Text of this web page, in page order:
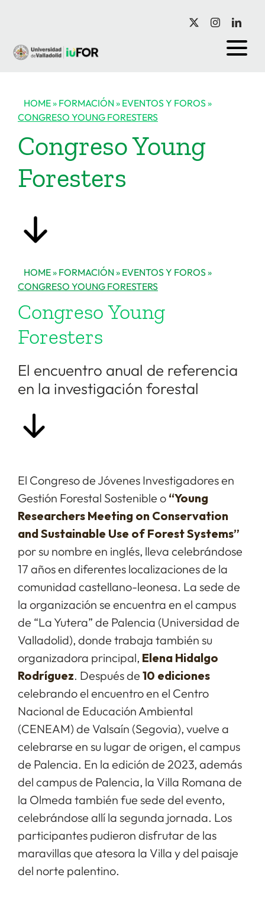
contenido
HOME» FORMACIÓN » EVENTOS Y FOROS»
CONGRESO YOUNG FORESTERS
Congreso Young
Foresters
HOME» FORMACIÓN » EVENTOS Y FOROS»
CONGRESO YOUNG FORESTERS
Congreso Young
Foresters
El encuentro anual de referencia
en la investigación forestal
El Congreso de Jóvenes Investigadores en
Gestión Forestal Sostenible o “Young
Researchers Meeting on Conservation
and Sustainable Use of Forest Systems”
por su nombre en inglés, lleva celebrándose
17 años en diferentes localizaciones de la
comunidad castellano-leonesa. La sede de
la organización se encuentra en el campus
de “La Yutera” de Palencia (Universidad de
Valladolid), donde trabaja también su
organizadora principal, Elena Hidalgo
Rodríguez. Después de 10 ediciones
celebrandoel encuentroen el Centro
Nacional de Educación Ambiental
(CENEAM) de Valsaín (Segovia), vuelve a
celebrarse en su lugar de origen, el campus
de Palencia. En la edición de 2023, además
del campus de Palencia, la Villa Romana de
la Olmeda también fue sede del evento,
celebrándose allí la segunda jornada. Los
participantes pudieron disfrutar de las
maravillas que atesora la Villa y del paisaje
del norte palentino.